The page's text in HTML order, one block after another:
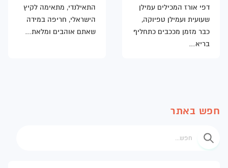
דפי אורז המכילים עמילן
שעועית ועמילן טפיוקה,
כבר מזמן מככבים כתחליף
בריא…
התאילנדי, מתאימה לקיץ
הישראלי, חריפה במידה
שאתם אוהבים ומלאת…
חפש באתר
חפש